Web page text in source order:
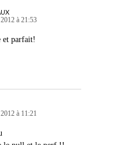
à 21:53
et parfait!
à 11:21